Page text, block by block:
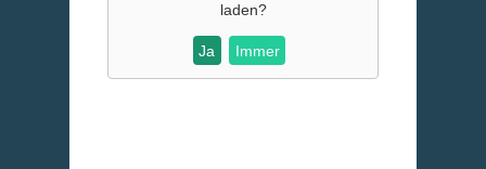
laden?
Ja Immer